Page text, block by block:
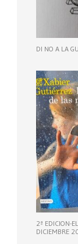
DI NO A LA
2ª EDICION-
DICIEMBRE